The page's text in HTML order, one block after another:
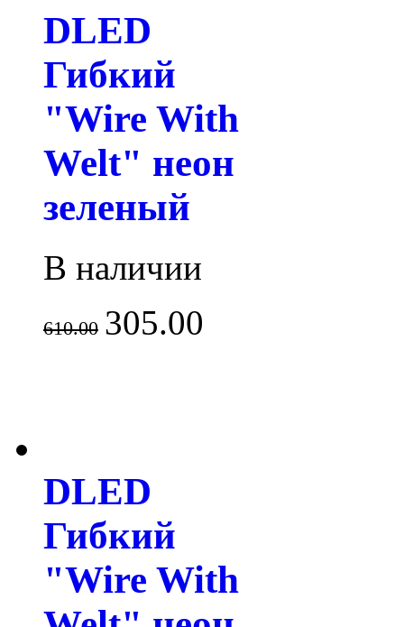
DLED
Гибкий
"Wire With
Welt" неон
зеленый
В наличии
610.00 305.00
DLED
Гибкий
"Wire With